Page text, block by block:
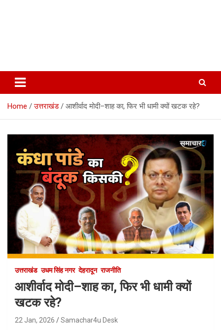
Home उत्तराखंड आशीर्वाद मोदी–शाह का, फिर भी धामी क्यों खटक रहे?
उत्तराखंड उधम सिंह नगर देहरादून राजनीति
आशीर्वाद मोदी–शाह का, फिर भी धामी क्यों
खटक रहे?
22 Jan, 2026 Samachar4u Desk